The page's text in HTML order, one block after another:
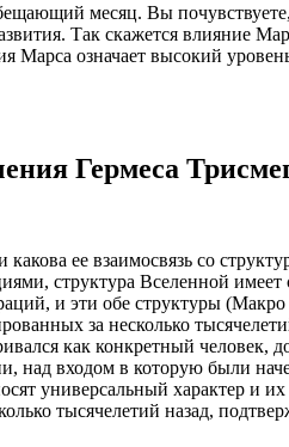
месяц. Вы
Так скажется влияние
означает высокий
Гермеса
ее взаимосвязь со
структура Вселенной
и эти обе структуры
за несколько
как конкретный
над входом в которую были
универсальный характер и
тысячелетий назад,